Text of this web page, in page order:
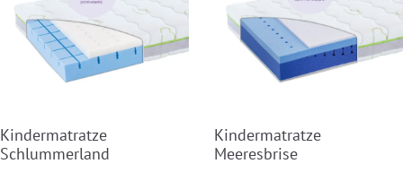
Kindermatratze
Schlummerland
Kindermatratze
Meeresbrise